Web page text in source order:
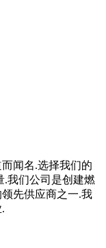
闻名.选择我们的
.我们公司是创建燃
先供应商之一.我